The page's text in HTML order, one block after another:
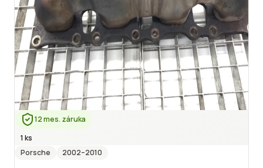
12 mes. záruka
1 ks
Porsche
2002–2010